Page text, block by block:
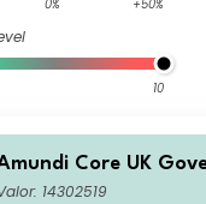
0% +50%
10
Core UK
ETF USD
14302519